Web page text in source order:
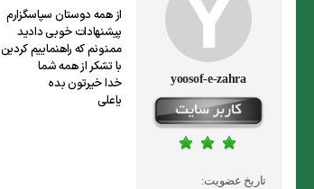
yoosof-e-zahra
تاریخ عضویت:
از همه دوستان سپاسگزارم
پیشنهادات خوبی دادید
ممنونم که راهنماییم کردین
با تشکر از همه شما
خدا خیرتون بده
یاعلی